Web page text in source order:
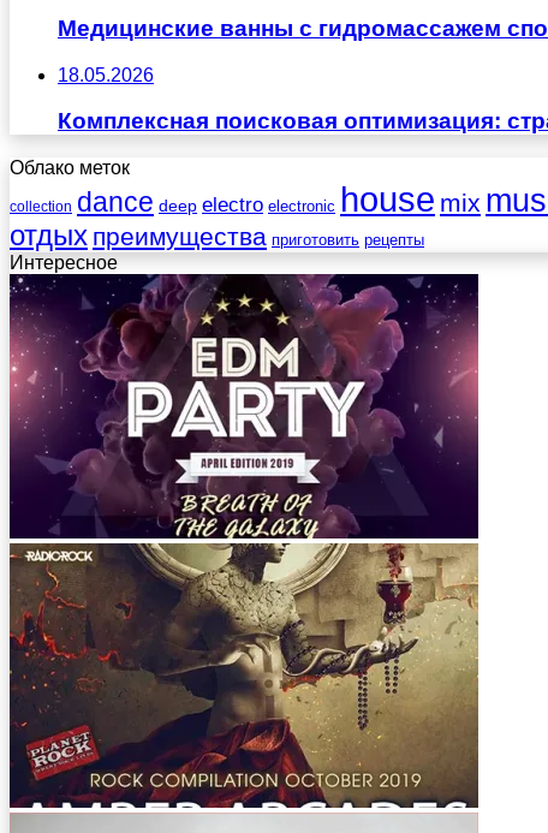
Медицинские ванны с гидромассажем
18.05.2026
Комплексная поисковая оптимизация:
Облако меток
collection dance deep electro electronic house mix
отдых преимущества приготовить рецепты
Интересное